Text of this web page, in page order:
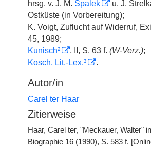
hrsg. v. J. M. Spalek u. J.
Ostküste (in Vorbereitung);
K. Voigt, Zuflucht auf Widerruf,
45, 1989;
Kunisch²
, II, S. 63 f. (W-Verz.);
Kosch, Lit.-Lex.³
.
Autor/in
Carel ter Haar
Zitierweise
Haar, Carel ter, "Meckauer, Walter"
Biographie 16 (1990), S. 583 f.